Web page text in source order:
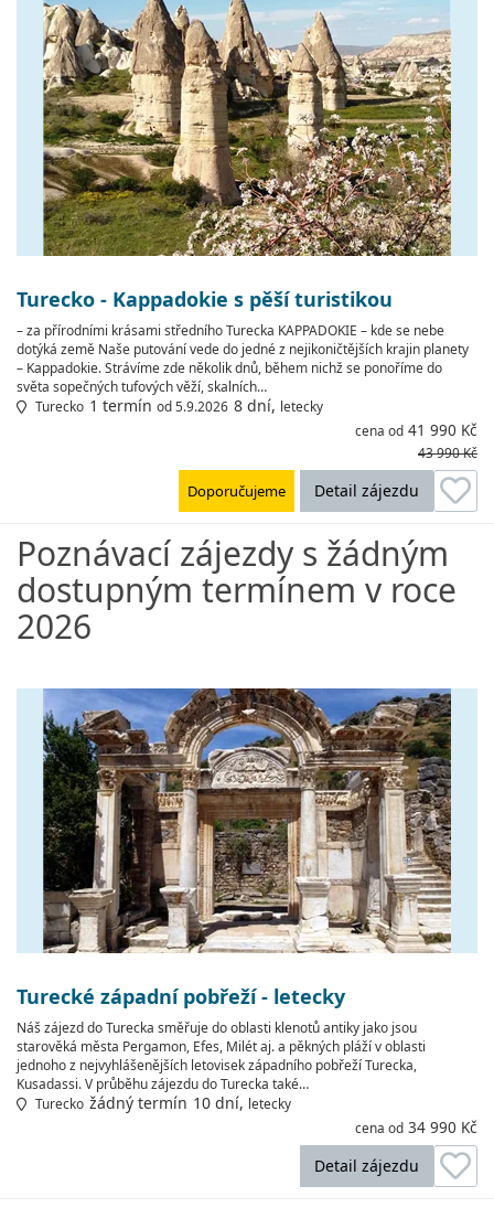
Turecko - Kappadokie s pěší turistikou
– za přírodními krásami středního Turecka KAPPADOKIE – kde se nebe
dotýká země Naše putování vede do jedné z nejikoničtějších krajin planety
– Kappadokie. Strávíme zde několik dnů, během nichž se ponoříme do
světa sopečných tufových věží, skalních…
Turecko 1 termín od 5.9.2026 8 dní, letecky
cena od 41 990 Kč
43 990 Kč
Detail zájezdu
Doporučujeme
Poznávací zájezdy s žádným
dostupným termínem v roce
2026
Turecké západní pobřeží - letecky
Náš zájezd do Turecka směřuje do oblasti klenotů antiky jako jsou
starověká města Pergamon, Efes, Milét aj. a pěkných pláží v oblasti
jednoho z nejvyhlášenějších letovisek západního pobřeží Turecka,
Kusadassi. V průběhu zájezdu do Turecka také…
Turecko žádný termín 10 dní, letecky
cena od 34 990 Kč
Detail zájezdu